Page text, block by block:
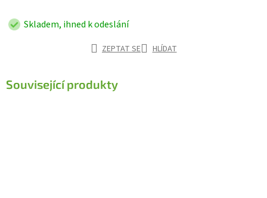
Skladem, ihned k odeslání
ZEPTAT SE HLÍDAT
Související produkty